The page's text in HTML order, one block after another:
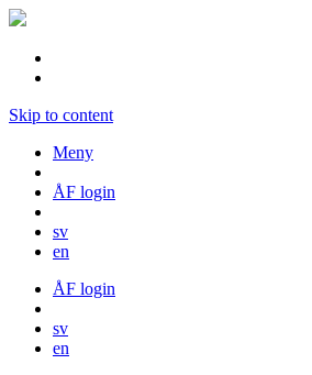
Skip to content
Meny
ÅF login
sv
en
ÅF login
sv
en